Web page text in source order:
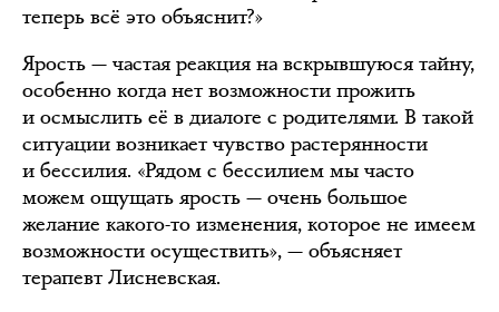
теперь всё это объяснит?»
Ярость — частая реакция на вскрывшуюся тайну,
особенно когда нет возможности прожить
и осмыслить её в диалоге с родителями. В такой
ситуации возникает чувство растерянности
и бессилия. «Рядом с бессилием мы часто
можем ощущать ярость — очень большое
желание какого-то изменения, которое не имеем
возможности осуществить», — объясняет
терапевт Лисневская.